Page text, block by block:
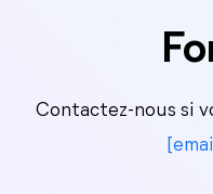
Contactez-nous si